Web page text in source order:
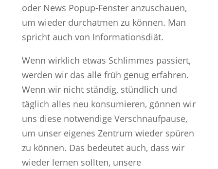
oder News Popup-Fenster anzuschauen,
um wieder durchatmen zu können. Man
spricht auch von Informationsdiät.
Wenn wirklich etwas Schlimmes passiert,
werden wir das alle früh genug erfahren.
Wenn wir nicht ständig, stündlich und
täglich alles neu konsumieren, gönnen wir
uns diese notwendige Verschnaufpause,
um unser eigenes Zentrum wieder spüren
zu können. Das bedeutet auch, dass wir
wieder lernen sollten, unsere